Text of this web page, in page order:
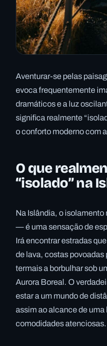
Aventurar-se pelas
evoca frequentemente
dramáticos e a luz
significa realmente
o conforto moderno com
O que
“isolado” na
Na Islândia, o isolamento
— é uma sensação de
Irá encontrar estradas
de lava, costas povoadas
termais a borbulhar sob
Aurora Boreal. O
estar a um mundo de
assim ao alcance de
comodidades atenciosas.